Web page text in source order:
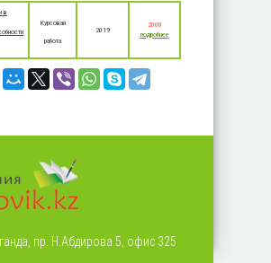
в
Курсовая
работа
2019
2000
подробнее
пр. Н.Абдирова 5, офис 325